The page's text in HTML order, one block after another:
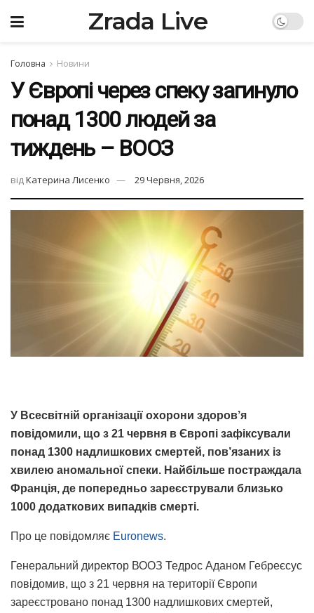
Zrada Live
Головна Новини
У Європі через спеку загинуло
понад 1300 людей за
тиждень – ВООЗ
відКатерина Лисенко 29 Червня, 2026
У Всесвітній організації охорони здоров’я
повідомили, що з 21 червня в Європі зафіксували
понад 1300 надлишкових смертей, пов’язаних із
хвилею аномальної спеки. Найбільше постраждала
Франція, де попередньо зареєстрували близько
1000 додаткових випадків смерті.
Про це повідомляє Euronews.
Генеральний директор ВООЗ Тедрос Аданом Гебреєсус
повідомив, що з 21 червня на території Європи
зареєстровано понад 1300 надлишкових смертей,